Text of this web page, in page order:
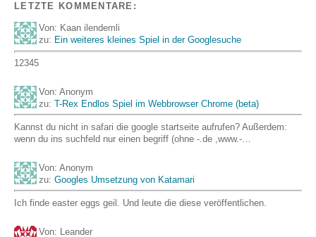
LETZTE KOMMENTARE:
Von: Kaan ilendemli
zu: Ein weiteres kleines Spiel in der Googlesuche
12345
Von: Anonym
zu: T-Rex Endlos Spiel im Webbrowser Chrome (beta)
Kannst du nicht in safari die google startseite aufrufen? Außerdem:
wenn du ins suchfeld nur einen begriff (ohne -.de ,www.-…
Von: Anonym
zu: Googles Umsetzung von Katamari
Ich finde easter eggs geil. Und leute die diese veröffentlichen.
Von: Leander